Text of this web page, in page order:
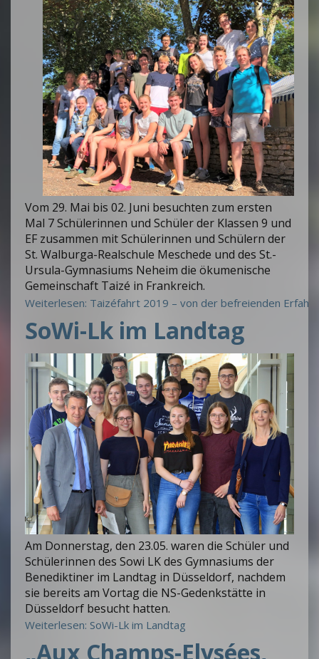
Vom 29. Mai bis 02. Juni besuchten zum ersten
Mal 7 Schülerinnen und Schüler der Klassen 9 und
EF zusammen mit Schülerinnen und Schülern der
St. Walburga-Realschule Meschede und des St.-
Ursula-Gymnasiums Neheim die ökumenische
Gemeinschaft Taizé in Frankreich.
Weiterlesen: Taizéfahrt 2019 – von der befreienden
SoWi-Lk im Landtag
Am Donnerstag, den 23.05. waren die Schüler und
Schülerinnen des Sowi LK des Gymnasiums der
Benediktiner im Landtag in Düsseldorf, nachdem
sie bereits am Vortag die NS-Gedenkstätte in
Düsseldorf besucht hatten.
Weiterlesen: SoWi-Lk im Landtag
„Aux Champs-Elysées,